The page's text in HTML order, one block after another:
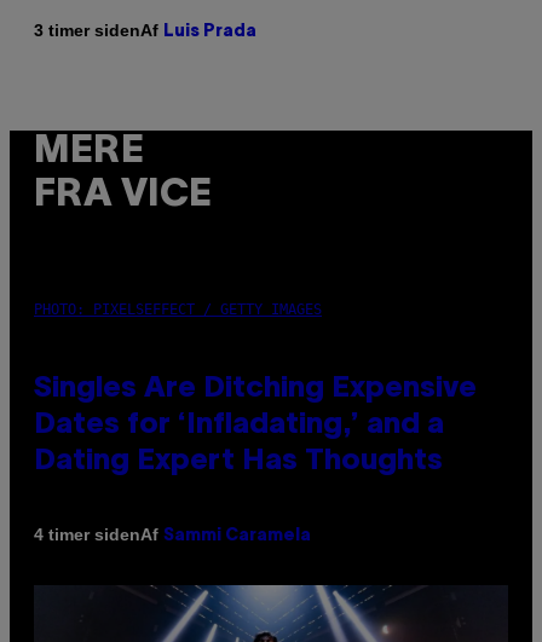
3 timer sidenAf Luis Prada
MERE
FRA VICE
PHOTO: PIXELSEFFECT / GETTY IMAGES
Singles Are Ditching Expensive
Dates for ‘Infladating,’ and a
Dating Expert Has Thoughts
4 timer sidenAf Sammi Caramela